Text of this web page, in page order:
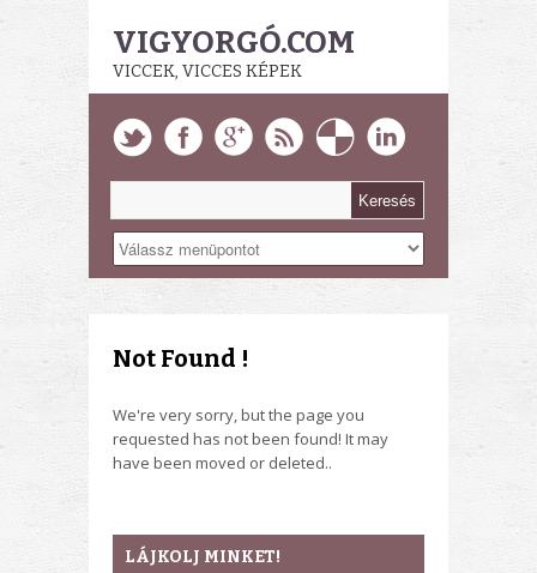
VIGYORGÓ.COM
VICCEK, VICCES KÉPEK
Not Found !
We're very sorry, but the page you
requested has not been found! It may
have been moved or deleted..
LÁJKOLJ MINKET!